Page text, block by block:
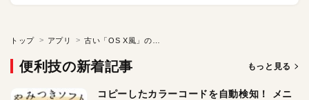
トップ アプリ
便利技の新着記事 もっと見る
コピーしたカラーコードを自動検知！ メニ